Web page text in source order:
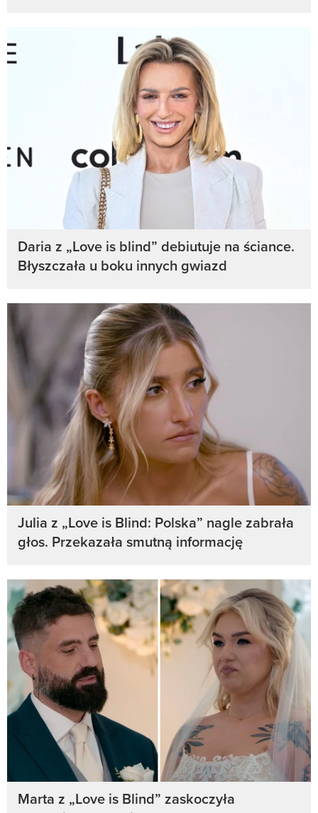
Daria z „Love is blind” debiutuje na ściance.
Błyszczała u boku innych gwiazd
Julia z „Love is Blind: Polska” nagle zabrała
głos. Przekazała smutną informację
Marta z „Love is Blind” zaskoczyła